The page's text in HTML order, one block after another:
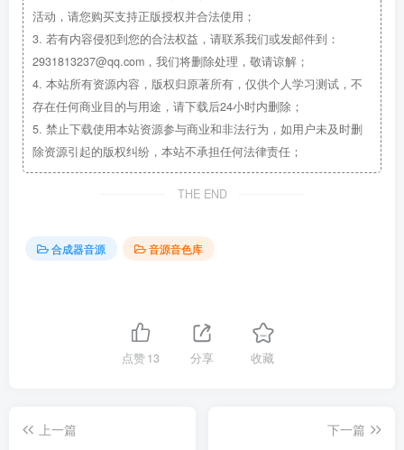
活动，请您购买支持正版授权并合法使用；
3. 若有内容侵犯到您的合法权益，请联系我们或发邮件到：
2931813237@qq.com，我们将删除处理，敬请谅解；
4. 本站所有资源内容，版权归原著所有，仅供个人学习测试，不
存在任何商业目的与用途，请下载后24小时内删除；
5. 禁止下载使用本站资源参与商业和非法行为，如用户未及时删
除资源引起的版权纠纷，本站不承担任何法律责任；
THE END
合成器音源 音源音色库
点赞13 分享 收藏
上一篇
下一篇